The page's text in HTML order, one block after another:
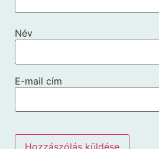
Név
E-mail cím